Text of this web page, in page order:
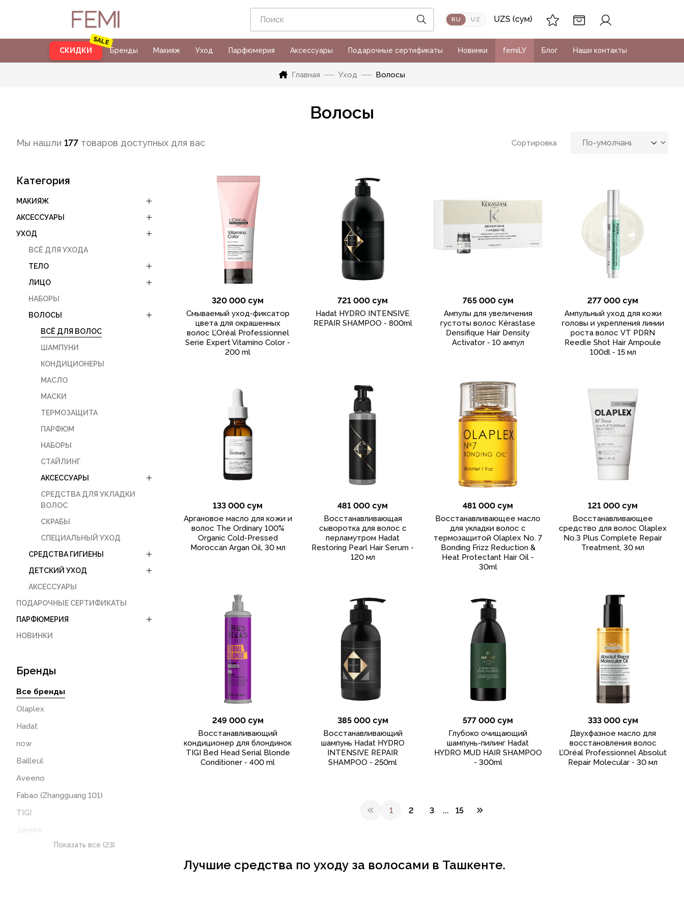
RU UZ UZS (сум)
СКИДКИ Бренды Макияж Уход Парфюмерия Аксессуары Подарочные сертификаты Новинки femiLY Блог Наши контакты
Главная Уход Волосы
Волосы
Мы нашли 177 товаров доступных для вас Сортировка
320 000 сум
Cмываемый уход-фиксатор
цвета для окрашенных
волос L’Oréal Professionnel
Serie Expert Vitamino Color -
200 ml
721 000 сум
Hadat HYDRO INTENSIVE
REPAIR SHAMPOO - 800ml
765 000 сум
Ампулы для увеличения
густоты волос Kérastase
Densifique Hair Density
Activator - 10 ампул
277 000 сум
Ампульный уход для кожи
головы и укрепления линии
роста волос VT PDRN
Reedle Shot Hair Ampoule
100dl - 15 мл
133 000 сум
Аргановое масло для кожи и
волос The Ordinary 100%
Organic Cold-Pressed
Moroccan Argan Oil, 30 мл
481 000 сум
Восстанавливающая
сыворотка для волос с
перламутром Hadat
Restoring Pearl Hair Serum -
120 мл
481 000 сум
Восстанавливающее масло
для укладки волос с
термозащитой Olaplex No. 7
Bonding Frizz Reduction &
Heat Protectant Hair Oil -
30ml
121 000 сум
Восстанавливающее
средство для волос Olaplex
No.3 Plus Complete Repair
Treatment, 30 мл
249 000 сум
Восстанавливающий
кондиционер для блондинок
TIGI Bed Head Serial Blonde
Conditioner - 400 ml
385 000 сум
Восстанавливающий
шампунь Hadat HYDRO
INTENSIVE REPAIR
SHAMPOO - 250ml
577 000 сум
Глубоко очищающий
шампунь-пилинг Hadat
HYDRO MUD HAIR SHAMPOO
- 300ml
333 000 сум
Двухфазное масло для
восстановления волос
L’Oréal Professionnel Absolut
Repair Molecular - 30 мл
1 2 3 ... 15
Лучшие средства по уходу за волосами в Ташкенте.
Категория
МАКИЯЖ
АКСЕССУАРЫ
УХОД
ВСЁ ДЛЯ УХОДА
ТЕЛО
ЛИЦО
НАБОРЫ
ВОЛОСЫ
ВСЁ ДЛЯ ВОЛОС
ШАМПУНИ
КОНДИЦИОНЕРЫ
МАСЛО
МАСКИ
ТЕРМОЗАЩИТА
ПАРФЮМ
НАБОРЫ
СТАЙЛИНГ
АКСЕССУАРЫ
СРЕДСТВА ДЛЯ УКЛАДКИ
ВОЛОС
СКРАБЫ
СПЕЦИАЛЬНЫЙ УХОД
СРЕДСТВА ГИГИЕНЫ
ДЕТСКИЙ УХОД
АКСЕССУАРЫ
ПОДАРОЧНЫЕ СЕРТИФИКАТЫ
ПАРФЮМЕРИЯ
НОВИНКИ
Бренды
Все бренды
Olaplex
Hadat
now
Bailleul
Aveeno
Fabao (Zhangguang 101)
TIGI
Janeke
Показать все (23)